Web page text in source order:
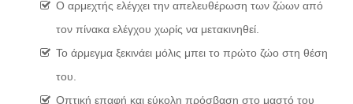
Ο αρμεχτής ελέγχει την απελευθέρωση των ζώων από
τον πίνακα ελέγχου χωρίς να μετακινηθεί.
Το άρμεγμα ξεκινάει μόλις μπει το πρώτο ζώο στη θέση
του.
Οπτική επαφή και εύκολη πρόσβαση στο μαστό του